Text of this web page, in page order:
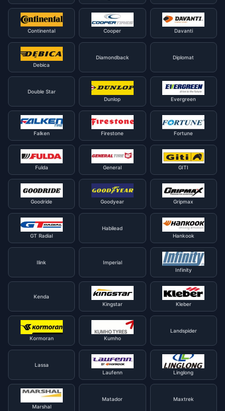
Continental Cooper Davanti
Debica
Diamondback Diplomat
Double Star
Dunlop
Evergreen
Falken Firestone Fortune
Fulda General GITI
Goodride Goodyear Gripmax
GT Radial
Habilead
Hankook
Ilink
Imperial
Infinity
Kenda
Kingstar
Kleber
Kormoran Kumho
Landspider
Lassa
Laufenn
Linglong
Marshal
Matador Maxtrek